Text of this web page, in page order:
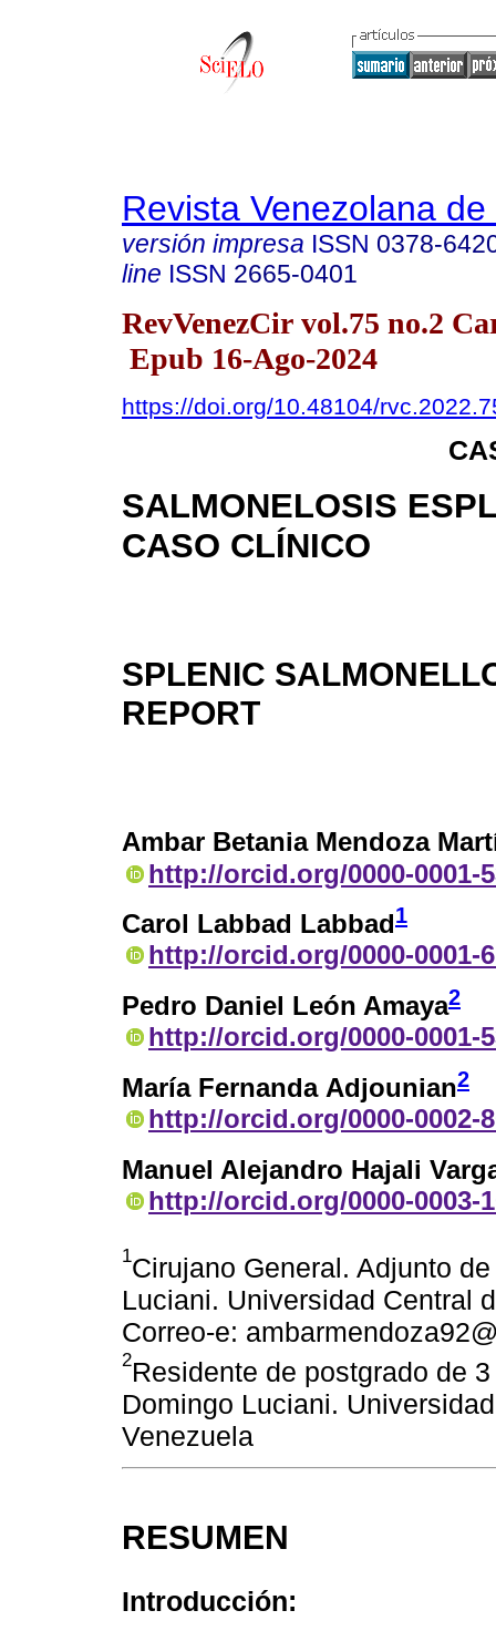
Revista Venezolana
versión impresa ISSN 0378-
line ISSN 2665-0401
RevVenezCir vol.75 no.2
Epub 16-Ago-2024
https://doi.org/10.48104/
SALMONELOSIS
CASO CLÍNICO
SPLENIC
REPORT
Ambar Betania Mendoza
http://orcid.org/0000-0001-
Carol Labbad Labbad1
http://orcid.org/0000-0001-
Pedro Daniel León Amaya2
http://orcid.org/0000-0001-
María Fernanda Adjounian2
http://orcid.org/0000-0002-
Manuel Alejandro Hajali
http://orcid.org/0000-0003-
1Cirujano General. Adjunto
Luciani. Universidad Central
Correo-e:
2Residente de postgrado de
Domingo Luciani.
Venezuela
RESUMEN
Introducción: